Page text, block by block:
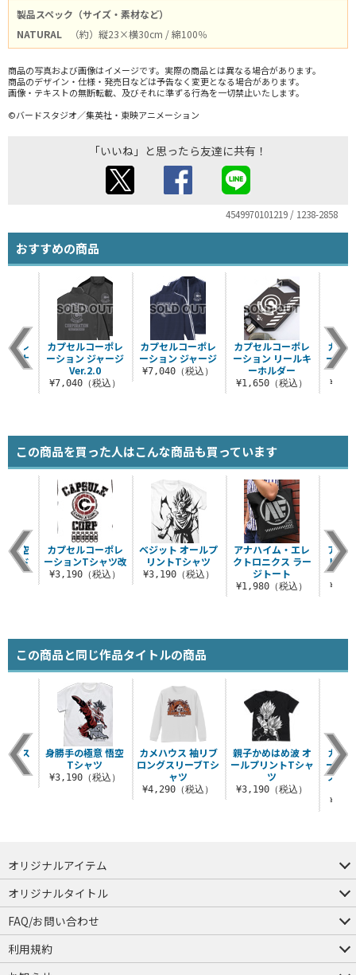
製品スペック（サイズ・素材など）
NATURAL
（約）縦23×横30cm / 綿100％
商品の写真および画像はイメージです。実際の商品とは異なる場合があります。
商品のデザイン・仕様・発売日などは予告なく変更となる場合があります。
画像・テキストの無断転載、及びそれに準ずる行為を一切禁止いたします。
©バードスタジオ／集英社・東映アニメーション
「いいね」と思ったら友達に共有！
4549970101219 / 1238-2858
おすすめの商品
カプセルコーポレ
ーション ジャージ
¥7,040（税込）
カプセルコーポレ
ーション リールキ
ーホルダー
¥1,650（税込）
カプ
ーシ
ス
ポレ
ビナ
込）
カプセルコーポレ
ーション ジャージ
Ver.2.0
¥7,040（税込）
この商品を買った人はこんな商品も買っています
ベジット オールプ
リントTシャツ
¥3,190（税込）
アナハイム・エレ
クトロニクス ラー
ジトート
¥1,980（税込）
アナ
トロ
悟空
ンド
込）
カプセルコーポレ
ーションTシャツ改
¥3,190（税込）
この商品と同じ作品タイトルの商品
カメハウス 袖リブ
ロングスリーブTシ
ャツ
¥4,290（税込）
親子かめはめ波 オ
ールプリントTシャ
ツ
¥3,190（税込）
カプ
ーシ
スサ
マス
込）
身勝手の極意 悟空
Tシャツ
¥3,190（税込）
オリジナルアイテム
つままれ
つかまれ
ピョコッテ
オリジナルタイトル
アイテムヤ
ミスカトニック大學購買部
FAQ/お問い合わせ
FAQ
お問い合わせ
利用規約
会員規約・ポイント規約
特定商取引法に関する表示
プライバシーポリシー